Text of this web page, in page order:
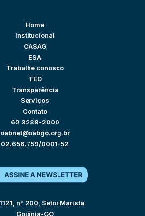
Home
Institucional
CASAG
ESA
Trabalhe conosco
TED
Transparência
Serviços
Contato
62 3238-2000
oabnet@oabgo.org.br
02.656.759/0001-52
nº 200, Setor Marista
Goiânia-GO